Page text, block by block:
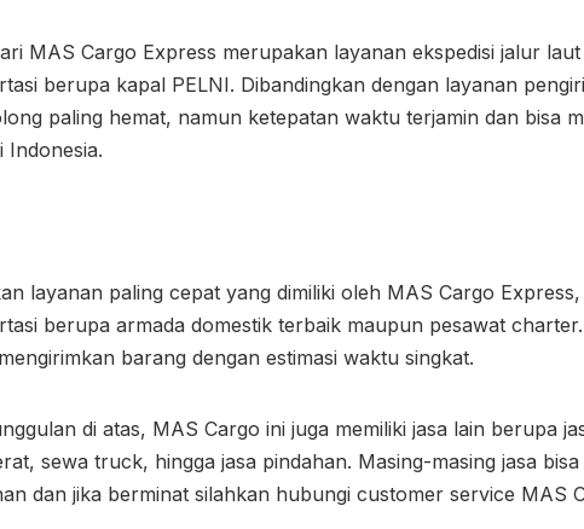
MAS Cargo Express merupakan layanan ekspedisi jalur
berupa kapal PELNI. Dibandingkan dengan layanan
paling hemat, namun ketepatan waktu terjamin dan bisa
Indonesia.
layanan paling cepat yang dimiliki oleh MAS Cargo
berupa armada domestik terbaik maupun pesawat
barang dengan estimasi waktu singkat.
di atas, MAS Cargo ini juga memiliki jasa lain berupa
sewa truck, hingga jasa pindahan. Masing-masing jasa
dan jika berminat silahkan hubungi customer service MAS